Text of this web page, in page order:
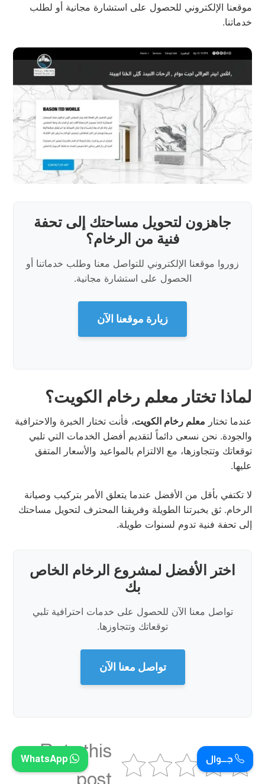
موقعنا الإلكتروني للحصول على استشارة مجانية أو لطلب
خدماتنا.
جاهزون لتحويل مساحتك إلى تحفة
فنية من الرخام؟
زوروا موقعنا الإلكتروني للتواصل معنا وطلب خدماتنا أو
الحصول على استشارة مجانية.
زيارة موقعنا الآن
لماذا تختار معلم رخام الكويت؟
عندما تختار معلم رخام الكويت، فأنت تختار الخبرة والاحترافية
والجودة. نحن نسعى دائماً لتقديم أفضل الخدمات التي تلبي
توقعاتك وتتجاوزها، مع الالتزام بالمواعيد والأسعار المتفق
عليها.
لا تكتفي بأقل من الأفضل عندما يتعلق الأمر بتركيب وصيانة
الرخام. ثق بخبرتنا الطويلة وفريقنا المحترف لتحويل مساحتك
إلى تحفة فنية تدوم لسنوات طويلة.
اختر الأفضل لمشروع الرخام الخاص
بك
تواصل معنا الآن للحصول على خدمات احترافية تلبي
توقعاتك وتتجاوزها.
تواصل معنا الآن
Rate this
post
جـــوال